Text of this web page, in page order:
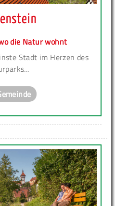
die Natur wohnt
Stadt im Herzen des